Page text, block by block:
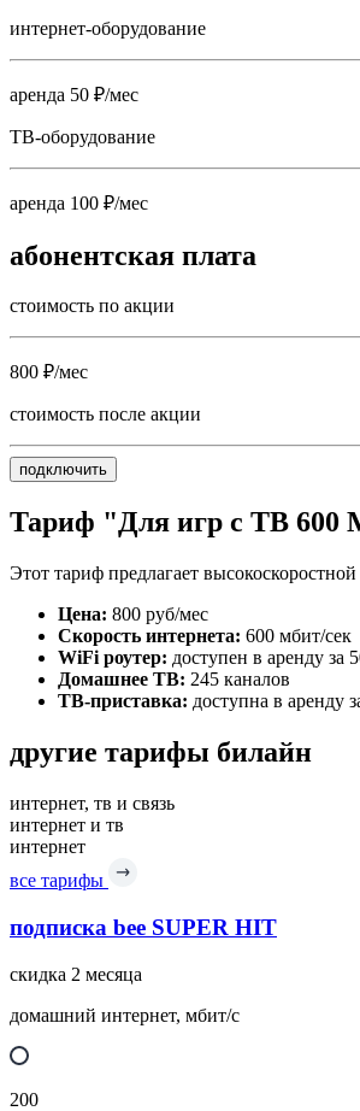
интернет-оборудование
аренда 50 ₽/мес
ТВ-оборудование
аренда 100 ₽/мес
абонентская плата
стоимость по акции
800 ₽/мес
стоимость после акции
подключить
Тариф "Для игр с ТВ 600
Этот тариф предлагает
Цена: 800 руб/мес
Скорость интернета: 600 мбит/сек
WiFi роутер: доступен в аренду за
Домашнее ТВ: 245 каналов
ТВ-приставка: доступна в аренду
другие тарифы билайн
интернет, тв и связь
интернет и тв
интернет
все тарифы
подписка bee SUPER HIT
скидка 2 месяца
домашний интернет, мбит/с
200